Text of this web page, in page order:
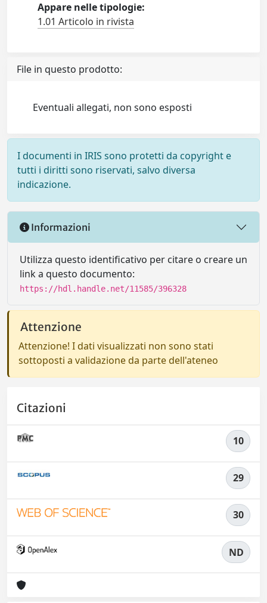
Appare nelle tipologie:
1.01 Articolo in rivista
File in questo prodotto:
Eventuali allegati, non sono esposti
I documenti in IRIS sono protetti da copyright e
tutti i diritti sono riservati, salvo diversa
indicazione.
Informazioni
Utilizza questo identificativo per citare o creare un
link a questo documento:
https://hdl.handle.net/11585/396328
Attenzione
Attenzione! I dati visualizzati non sono stati
sottoposti a validazione da parte dell'ateneo
Citazioni
10
29
30
ND